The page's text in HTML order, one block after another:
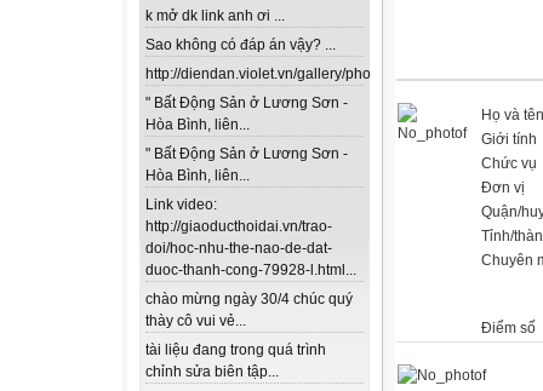
k mở dk link anh ơi ...
Sao không có đáp án vậy? ...
http://diendan.violet.vn/gallery/photos/302...
" Bất Động Sản ở Lương Sơn -
Hòa Bình, liên...
" Bất Động Sản ở Lương Sơn -
Hòa Bình, liên...
Link video:
http://giaoducthoidai.vn/trao-
doi/hoc-nhu-the-nao-de-dat-
duoc-thanh-cong-79928-l.html...
chào mừng ngày 30/4 chúc quý
thày cô vui vẻ...
tài liệu đang trong quá trình
chỉnh sửa biên tập...
Họ và tên
Giới tính
Chức vụ
Đơn vị
Quận/
Tỉnh/
Chuyên
Điểm số